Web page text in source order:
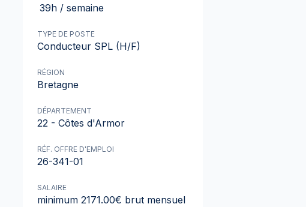
39h / semaine
TYPE DE POSTE
Conducteur SPL (H/F)
RÉGION
Bretagne
DÉPARTEMENT
22 - Côtes d'Armor
RÉF. OFFRE D'EMPLOI
26-341-01
SALAIRE
minimum 2171.00€ brut mensuel